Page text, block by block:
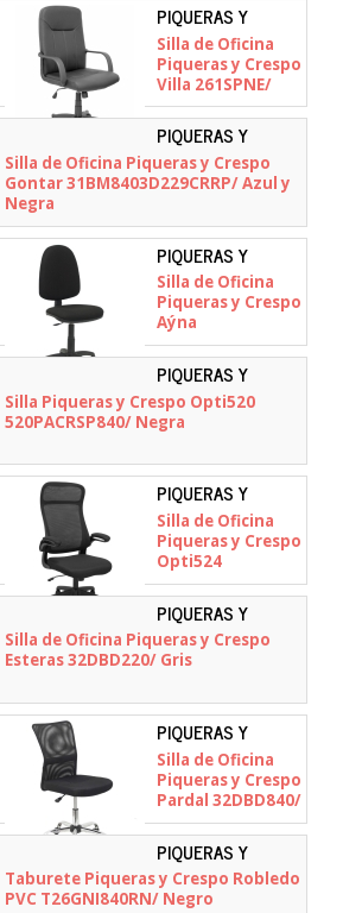
PIQUERAS Y
CRESPO -
261SPNE
Silla de Oficina
Piqueras y Crespo
Villa 261SPNE/
Negra
PIQUERAS Y
CRESPO -
31BM8403D229CRRP
Silla de Oficina Piqueras y Crespo
Gontar 31BM8403D229CRRP/ Azul y
Negra
PIQUERAS Y
CRESPO -
04CPBALI840
Silla de Oficina
Piqueras y Crespo
Aýna
04CPBALI840/
Negra
PIQUERAS Y
CRESPO -
520PACRSP840
Silla Piqueras y Crespo Opti520
520PACRSP840/ Negra
PIQUERAS Y
CRESPO -
524BM840A840RN
Silla de Oficina
Piqueras y Crespo
Opti524
524BM840A840RN/
Negro
PIQUERAS Y
CRESPO -
32DBD220
Silla de Oficina Piqueras y Crespo
Esteras 32DBD220/ Gris
PIQUERAS Y
CRESPO -
32DBD840
Silla de Oficina
Piqueras y Crespo
Pardal 32DBD840/
Negra
PIQUERAS Y
CRESPO -
T26GNI840RN
Taburete Piqueras y Crespo Robledo
PVC T26GNI840RN/ Negro